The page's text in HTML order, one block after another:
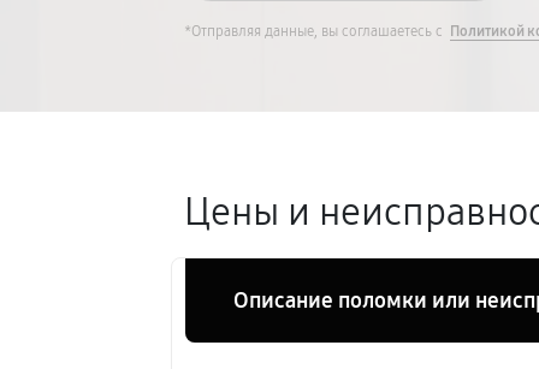
*Отправляя данные, вы соглашаетесь с Политикой
Цены и
Описание поломки или